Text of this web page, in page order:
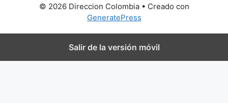
© 2026 Direccion Colombia• Creado con
GeneratePress
Salir de la versión móvil